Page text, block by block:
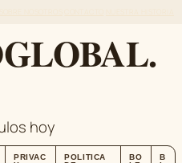
hoy
PRIVAC
POLITICA
BO
B